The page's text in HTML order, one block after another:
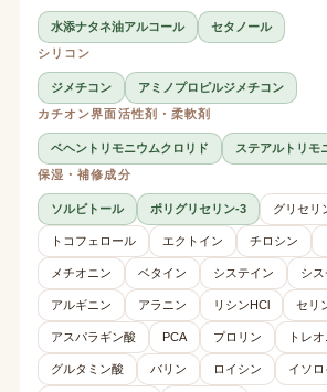
水添ナタネ油アルコール
セタノール
シリコン
ジメチコン
アミノプロピルジメチコン
カチオン界面活性剤・柔軟剤
ベヘントリモニウムクロリド
ステアルトリモ
保湿・補修成分
ソルビトール ポリグリセリン-3 グリセリ
トコフェロール エクトイン チロシン
メチオニン ベタイン システイン シス
アルギニン アラニン リシンHCl セリ
アスパラギン酸 PCA プロリン トレ
グルタミン酸 バリン ロイシン イソ